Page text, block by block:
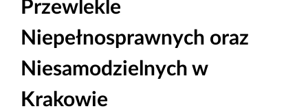
Przewlekle
Niepełnosprawnych oraz
Niesamodzielnych w
Krakowie